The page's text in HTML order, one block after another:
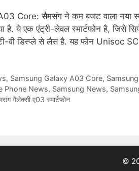
Core: सैमसंग ने कम बजट वाला नया
ये एक एंट्री-लेवल स्मार्टफोन है, जिसे
वी डिस्प्ले से लैस है. यह फोन Unisoc
, Samsung Galaxy A03 Core,
Phone News, Samsung News,
गैलेक्सी ए03 स्मार्टफोन
©